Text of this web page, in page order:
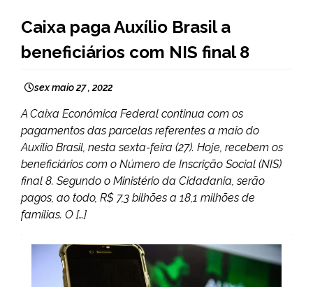
NOTÍCIAS
Caixa paga Auxílio Brasil a
beneficiários com NIS final 8
sex maio 27 , 2022
A Caixa Econômica Federal continua com os
pagamentos das parcelas referentes a maio do
Auxilio Brasil, nesta sexta-feira (27). Hoje, recebem os
beneficiários com o Número de Inscrição Social (NIS)
final 8. Segundo o Ministério da Cidadania, serão
pagos, ao todo, R$ 7,3 bilhões a 18,1 milhões de
famílias. O […]